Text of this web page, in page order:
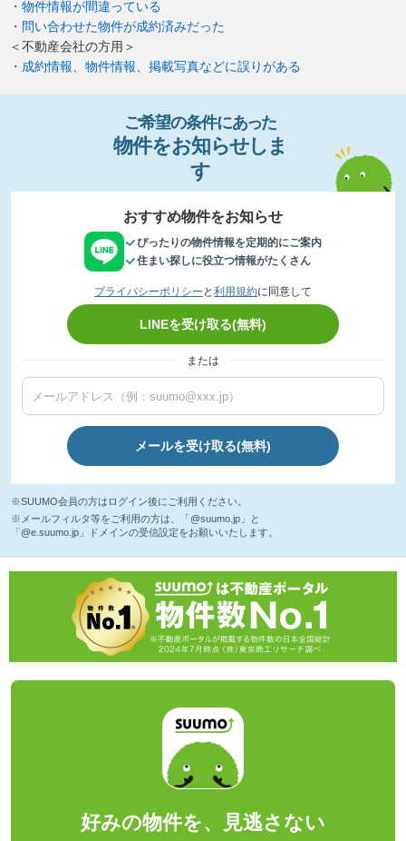
・物件情報が間違っている
・問い合わせた物件が成約済みだった
＜不動産会社の方用＞
・成約情報、物件情報、掲載写真などに誤りがある
ご希望の条件にあった
物件をお知らせし ま
す
おすすめ物件をお知らせ
ぴったりの物件情報を定期的にご案内
住まい探しに役立つ情報がたくさん
プライバシーポリシー と 利用規約に同意して
LINEを受け取る(無料)
または
メールを受け取る(無料)
※SUUMO会員の方はログイン後にご利用ください。
※メールフィルタ等をご利用の方は、「@suumo.jp」と
「@e.suumo.jp」ドメインの受信設定をお願いいたします。
好みの物件を、見逃さない